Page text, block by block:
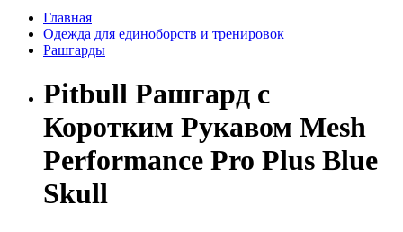
Главная
Одежда для единоборств и тренировок
Рашгарды
Pitbull Рашгард с
Коротким Рукавом Mesh
Performance Pro Plus Blue
Skull